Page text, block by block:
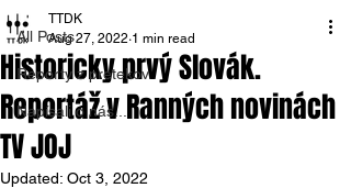
All Posts
Reporty z pretekov
Napísali o nás...
Historicky prvý Slovák.
Reportáž v Ranných novinách
TV JOJ
TTDK
Aug 27, 2022 1 min read
Updated: Oct 3, 2022